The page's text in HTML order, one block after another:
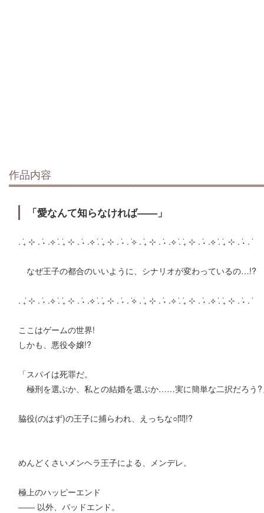
作品内容
「愛なんて知らなければ――」
. ݁₊ ⊹ . ݁˖ .⟡ ݁. ݁₊ ⊹ . ݁˖ .⟡ ݁. ݁₊ ⊹ . ݁˖ . ݁⟡ . ݁₊ ⊹ . ݁˖ .⟡ ݁. ݁₊ ⊹ . ݁˖ .⟡ ݁. ݁₊ ⊹ . ݁˖ . ݁
なぜ王子の都合のいいように、シナリオが変わっているの…!?
. ݁₊ ⊹ . ݁˖ .⟡ ݁. ݁₊ ⊹ . ݁˖ .⟡ ݁. ݁₊ ⊹ . ݁˖ . ݁⟡ . ݁₊ ⊹ . ݁˖ .⟡ ݁. ݁₊ ⊹ . ݁˖ .⟡ ݁. ݁₊ ⊹ . ݁˖ . ݁
ここはゲームの世界!
しかも、悪役令嬢!?
「スパイは死罪だ。
極刑を選ぶか、私との結婚を選ぶか……実に簡単な二択だろう?
脇役(のはず)の王子に捕らわれ、えっちな○問!?
めんどくさいメンヘラ王子による、メンデレ。
極上のハッピーエンド
―― 以外、バッドエンド。